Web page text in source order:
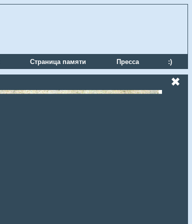
Страница памяти Пресса :)
✖